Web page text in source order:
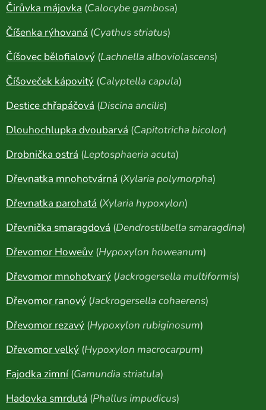
Čirůvka májovka (Calocybe gambosa)
Číšenka rýhovaná (Cyathus striatus)
Číšovec bělofialový (Lachnella alboviolascens)
Číšoveček kápovitý (Calyptella capula)
Destice chřapáčová (Discina ancilis)
Dlouhochlupka dvoubarvá (Capitotricha bicolor)
Drobnička ostrá (Leptosphaeria acuta)
Dřevnatka mnohotvárná (Xylaria polymorpha)
Dřevnatka parohatá (Xylaria hypoxylon)
Dřevnička smaragdová (Dendrostilbella smaragdina)
Dřevomor Howeův (Hypoxylon howeanum)
Dřevomor mnohotvarý (Jackrogersella multiformis)
Dřevomor ranový (Jackrogersella cohaerens)
Dřevomor rezavý (Hypoxylon rubiginosum)
Dřevomor velký (Hypoxylon macrocarpum)
Fajodka zimní(Gamundia striatula)
Hadovka smrdutá (Phallus impudicus)